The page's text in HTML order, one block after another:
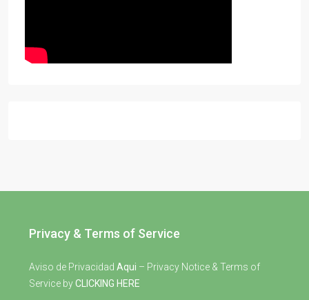
Privacy & Terms of Service
Aviso de Privacidad Aqui – Privacy Notice & Terms of
Service byCLICKING HERE